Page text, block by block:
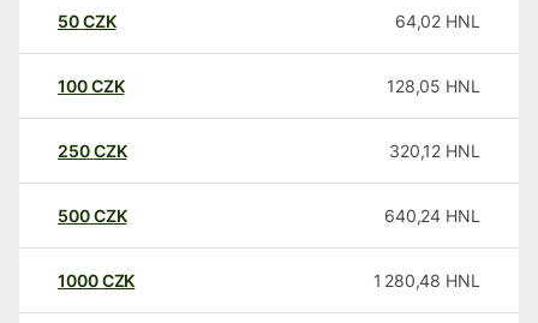
50CZK 64,02 HNL
100CZK 128,05 HNL
250CZK 320,12 HNL
500CZK 640,24 HNL
1000CZK 1 280,48 HNL